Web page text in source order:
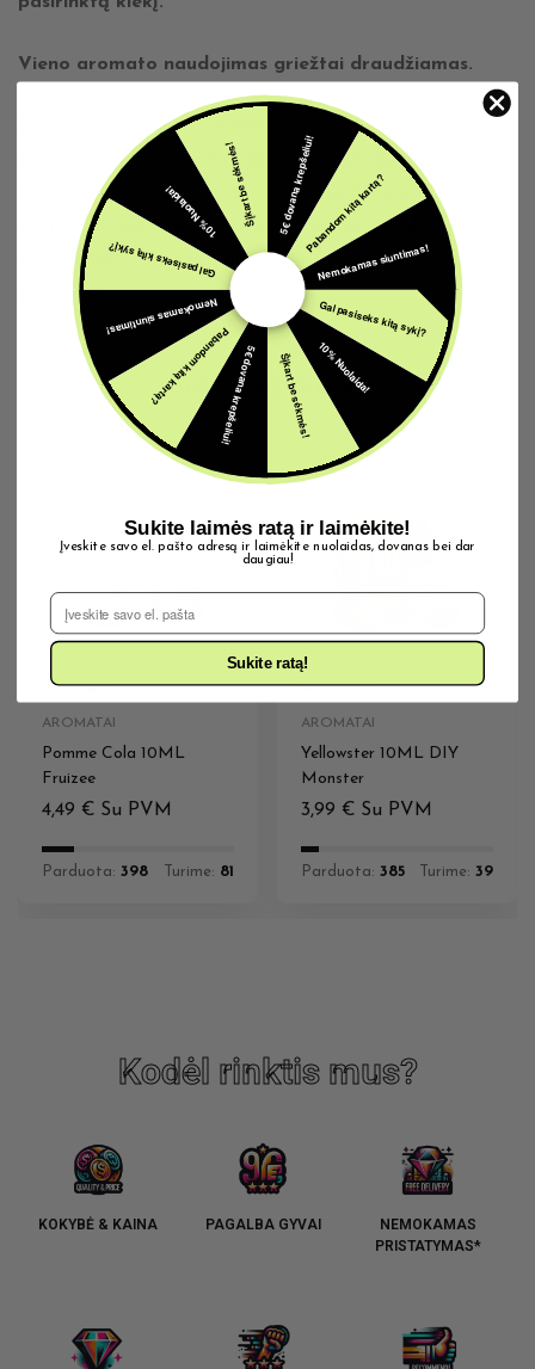
Vieno aromato naudojimas griežtai draudžiamas.
Produkto nuotraukos pateikiamos tik iliustraciniu tikslu.
Spalvos, užrašai, parametrai, matmenys, dydžiai,
funkcijos ir (arba) kitos originalių produktų savybės gali
skirtis nuo realių dėl vizualinių ypatybių, todėl
vadovaukitės produkto aprašyme nurodytomis
savybėmis.
Susijusios prekės
AROMATAI
Pomme Cola 10ML
Fruizee
4,49 € Su PVM
Parduota: 398 Turime: 81
AROMATAI
Yellowster 10ML DIY
Monster
3,99 € Su PVM
Parduota: 385 Turime: 39
Kodėl rinktis mus?
KOKYBĖ & KAINA PAGALBA GYVAI
NEMOKAMAS
PRISTATYMAS*
5€ dovana krepšeliui!Pabandom kitą kartą?
Nemokamas siuntimas!
Gal pasiseks kitą sykį?
10% Nuolaida!
Šįkart be sėkmės!
5€ dovana krepšeliui!
Pabandom kitą kartą?
Nemokamas siuntimas!
Gal pasiseks kitą sykį?
10% Nuolaida!Šįkart be sėkmės!
Sukite laimės ratą ir laimėkite!
Įveskite savo el. pašto adresą ir laimėkite nuolaidas, dovanas bei dar
daugiau!
El. Pašto adresas
Sukite ratą!